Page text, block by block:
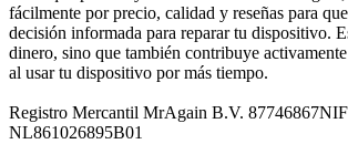
fácilmente por precio, calidad y reseñas para
decisión informada para reparar tu dispositivo.
dinero, sino que también contribuye
al usar tu dispositivo por más tiempo.
Registro Mercantil MrAgain B.V. 87746867
NL861026895B01